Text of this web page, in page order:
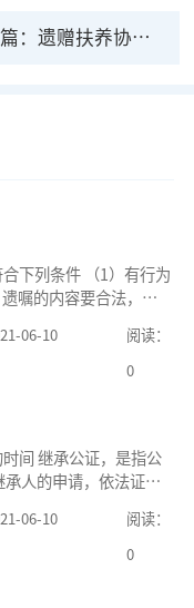
： 遗赠扶养协议公证
下列条件 （1）有行为
嘱的内容要合法，对
份额； （3）遗嘱中
合法财产。 2.可受理的
06-10
阅读：
0
间 继承公证，是指公
人的申请，依法证明
一千一百二十一条规
继承人死亡时开始。 2.
06-10
阅读：
0